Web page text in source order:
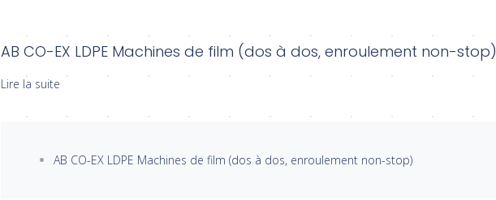
AB CO-EX LDPE Machines de film (dos à dos, enroulement non-stop)
Lire la suite
AB CO-EX LDPE Machines de film (dos à dos, enroulement non-stop)